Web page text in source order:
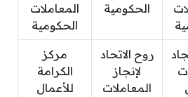
الحكومية
المعاملات
الحكومية
روح الاتحاد
لإنجاز
المعاملات
مركز
الكرامة
للأعمال